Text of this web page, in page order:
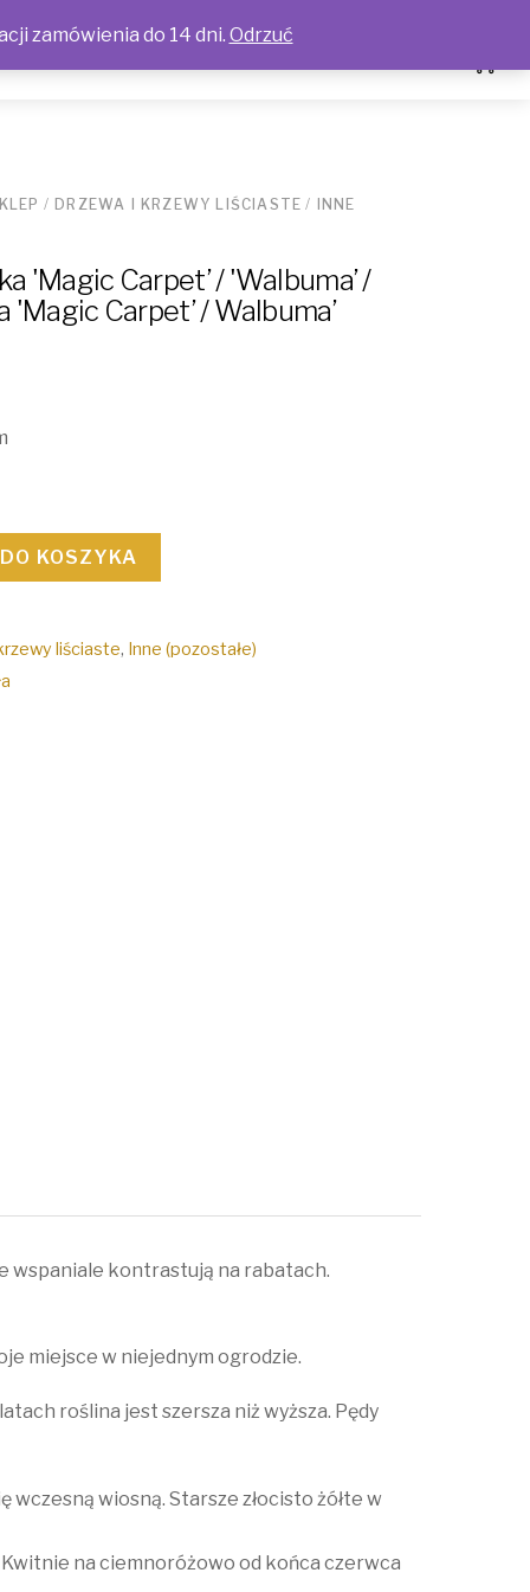
/ DRZEWA I KRZEWY LIŚCIASTE / INNE
'Magic Carpet’ / 'Walbuma’ /
'Magic Carpet’ / Walbuma’
KOSZYKA
liściaste, Inne (pozostałe)
wspaniale kontrastują na rabatach.
miejsce w niejednym ogrodzie.
roślina jest szersza niż wyższa. Pędy
wiosną. Starsze złocisto żółte w
na ciemnoróżowo od końca czerwca
zamówienia do 14 dni. Odrzuć